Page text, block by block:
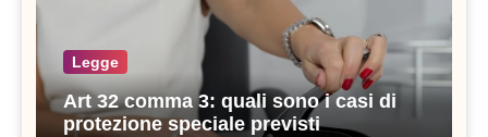
Legge
Art 32 comma 3: quali sono i casi di
protezione speciale previsti